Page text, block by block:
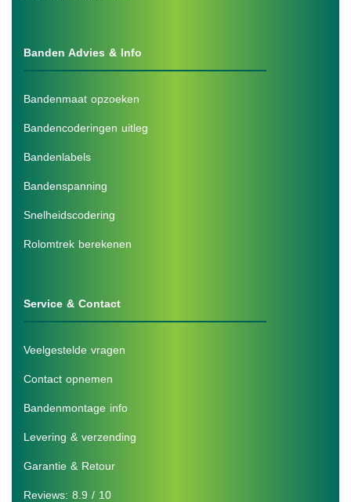
Banden Advies & Info
Bandenmaat opzoeken
Bandencoderingen uitleg
Bandenlabels
Bandenspanning
Snelheidscodering
Rolomtrek berekenen
Service & Contact
Veelgestelde vragen
Contact opnemen
Bandenmontage info
Levering & verzending
Garantie & Retour
Reviews: 8.9 / 10